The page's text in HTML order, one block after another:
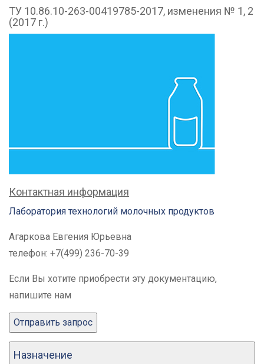
ТУ 10.86.10-263-00419785-2017, изменения № 1, 2
(2017 г.)
Контактная информация
Лаборатория технологий молочных продуктов
Агаркова Евгения Юрьевна
телефон: +7(499) 236-70-39
Если Вы хотите приобрести эту документацию,
напишите нам